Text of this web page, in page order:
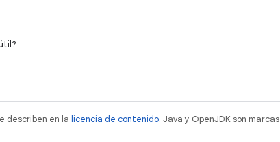
describen en la licencia de contenido. Java y OpenJDK son marcas